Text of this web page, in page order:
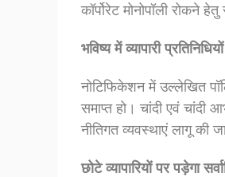
कॉर्पोरेट मोनोपॉली रोकने
भविष्य में व्यापारी
नोटिफिकेशन में उल्लेखित
समाप्त हो। चांदी एवं चांदी
नीतिगत व्यवस्थाएं लागू की
छोटे व्यापारियों पर पड़ेगा